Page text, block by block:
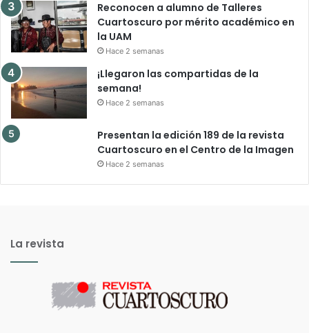
Reconocen a alumno de Talleres
Cuartoscuro por mérito académico en
la UAM
Hace 2 semanas
¡Llegaron las compartidas de la
semana!
Hace 2 semanas
Presentan la edición 189 de la revista
Cuartoscuro en el Centro de la Imagen
Hace 2 semanas
La revista